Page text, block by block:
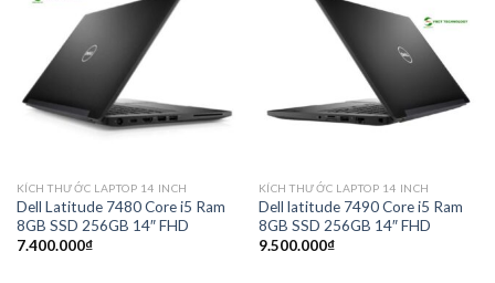
KÍCH THƯỚC LAPTOP 14 INCH
Dell Latitude 7480 Core i5 Ram
8GB SSD 256GB 14″ FHD
7.400.000₫
Add to
wishlist
KÍCH THƯỚC LAPTOP 14 INCH
Dell latitude 7490 Core i5 Ram
8GB SSD 256GB 14″ FHD
9.500.000₫